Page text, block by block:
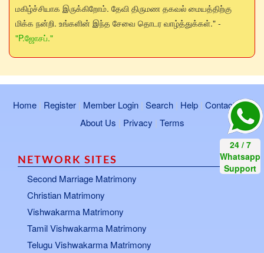
மகிழ்ச்சியாக இருக்கிறோம். தேவி திருமண தகவல் மையத்திற்கு
மிக்க நன்றி. உங்களின் இந்த சேவை தொடர வாழ்த்துக்கள்." -
"P.ஜோசப்."
Home | Register | Member Login | Search | Help | Contact Us|
About Us | Privacy | Terms
NETWORK SITES
Second Marriage Matrimony
Christian Matrimony
Vishwakarma Matrimony
Tamil Vishwakarma Matrimony
Telugu Vishwakarma Matrimony